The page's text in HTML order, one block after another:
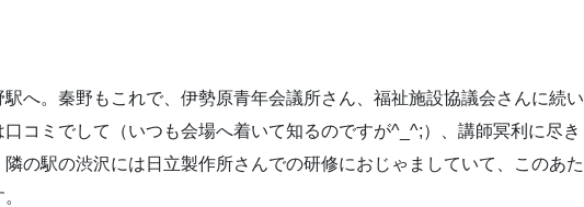
へ。秦野もこれで、伊勢原青年会議所さん、福祉施設協議会さんに続い
コミでして（いつも会場へ着いて知るのですが^_^;）、講師冥利に尽き
の駅の渋沢には日立製作所さんでの研修におじゃましていて、このあた